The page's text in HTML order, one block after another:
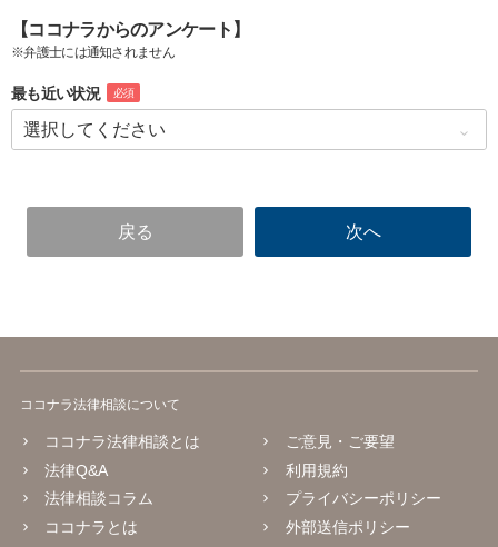
【ココナラからのアンケート】
※弁護士には通知されません
最も近い状況 必須
ココナラ法律相談について
ココナラ法律相談とは
法律Q&A
法律相談コラム
ココナラとは
ご意見・ご要望
利用規約
プライバシーポリシー
外部送信ポリシー